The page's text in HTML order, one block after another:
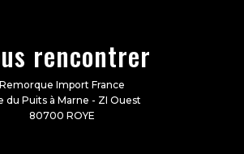
rencontrer
Remorque Import France
du Puits à Marne - ZI Ouest
80700 ROYE